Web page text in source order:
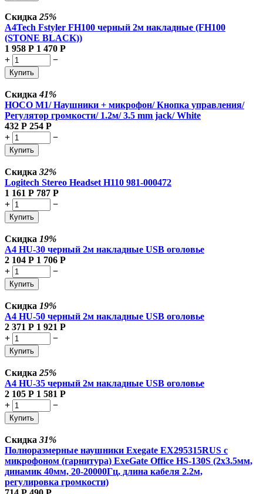
Скидка 25%
A4Tech Fstyler FH100 черный 2м накладные (FH100
(STONE BLACK))
1 958 Р 1 470 Р
+
−
Купить
Скидка41%
HOCO M1/ Наушники + микрофон/ Кнопка управления/
Регулятор громкости/ 1.2м/ 3.5 mm jack/ White
432 Р 254 Р
+
−
Купить
Скидка 32%
Logitech Stereo Headset H110 981-000472
1 161 Р 787 Р
+
−
Купить
Скидка 19%
A4 HU-30 черный 2м накладные USB оголовье
2 104 Р 1 706 Р
+
−
Купить
Скидка 19%
A4 HU-50 черный 2м накладные USB оголовье
2 371 Р 1 921 Р
+
−
Купить
Скидка 25%
A4 HU-35 черный 2м накладные USB оголовье
2 105 Р 1 581 Р
+
−
Купить
Скидка 31%
Полноразмерные наушники Exegate EX295315RUS с
микрофоном (гарнитура) ExeGate Office HS-130S (2x3.5мм,
динамик 40мм, 20-20000Гц, длина кабеля 2.2м,
регулировка громкости)